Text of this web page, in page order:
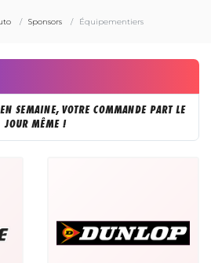
Sponsors Équipementiers
SEMAINE, VOTRE COMMANDE PART LE
JOUR MÊME !